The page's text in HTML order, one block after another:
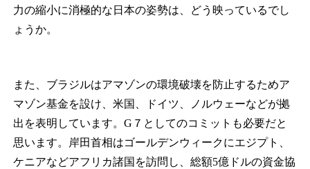
力の縮小に消極的な日本の姿勢は、どう映っているでし
ょうか。
また、ブラジルはアマゾンの環境破壊を防止するためア
マゾン基金を設け、米国、ドイツ、ノルウェーなどが拠
出を表明しています。G７としてのコミットも必要だと
思います。岸田首相はゴールデンウィークにエジプト、
ケニアなどアフリカ諸国を訪問し、総額5億ドルの資金協